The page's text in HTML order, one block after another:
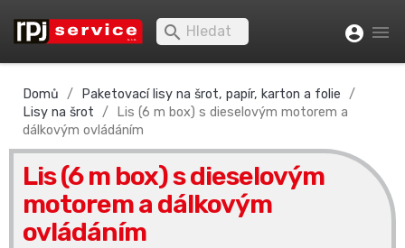
 account_circle 
Domů
Paketovací lisy na šrot, papír, karton a folie
Lisy na šrot
Lis (6 m box) s dieselovým motorem a
dálkovým ovládáním
Lis (6 m box) s dieselovým
motorem a dálkovým
ovládáním